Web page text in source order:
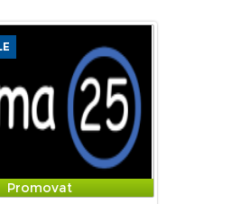
Promovat